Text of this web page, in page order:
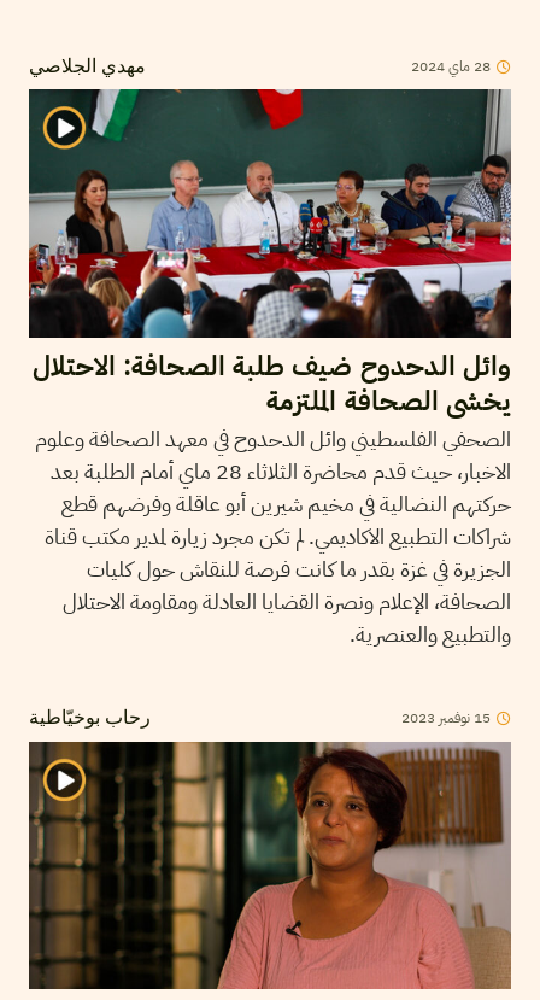
مهدي الجلاصي 28 ماي2024
وائل الدحدوح ضيف طلبة الصحافة: الاحتلال
يخشى الصحافة الملتزمة
الصحفي الفلسطيني وائل الدحدوح في معهد الصحافة وعلوم
الاخبار، حيث قدم محاضرة الثلاثاء 28 ماي أمام الطلبة بعد
حركتهم النضالية في مخيم شيرين أبو عاقلة وفرضهم قطع
شراكات التطبيع الاكاديمي. لم تكن مجرد زيارة لمدير مكتب قناة
الجزيرة في غزة بقدر ما كانت فرصة للنقاش حول كليات
الصحافة، الإعلام ونصرة القضايا العادلة ومقاومة الاحتلال
والتطبيع والعنصرية.
رحاب بوخيّاطية 15 نوفمبر 2023